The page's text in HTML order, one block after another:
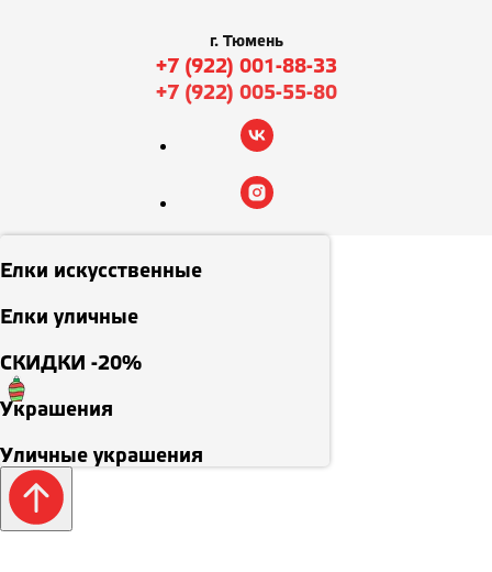
г. Тюмень
+7 (922) 001-88-33
+7 (922) 005-55-80
Елки искусственные
Елки уличные
СКИДКИ -20%
Украшения
Уличные украшения